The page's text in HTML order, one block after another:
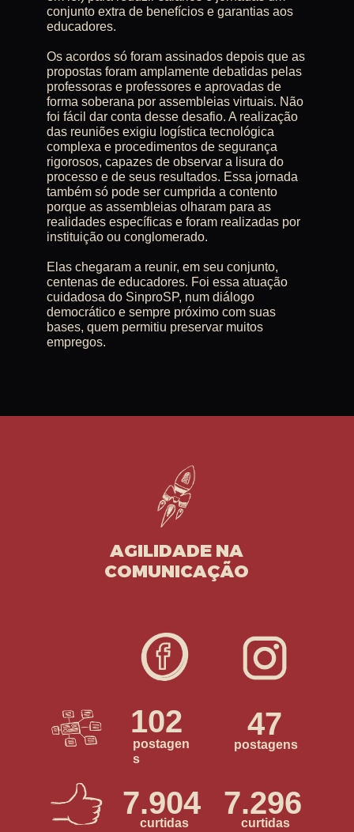
conjunto extra de benefícios e garantias aos
educadores.
Os acordos só foram assinados depois que as
propostas foram amplamente debatidas pelas
professoras e professores e aprovadas de
forma soberana por assembleias virtuais. Não
foi fácil dar conta desse desafio. A realização
das reuniões exigiu logística tecnológica
complexa e procedimentos de segurança
rigorosos, capazes de observar a lisura do
processo e de seus resultados. Essa jornada
também só pode ser cumprida a contento
porque as assembleias olharam para as
realidades específicas e foram realizadas por
instituição ou conglomerado.
Elas chegaram a reunir, em seu conjunto,
centenas de educadores. Foi essa atuação
cuidadosa do SinproSP, num diálogo
democrático e sempre próximo com suas
bases, quem permitiu preservar muitos
empregos.
AGILIDADE NA
COMUNICAÇÃO
47
postagens
102
postagen
s
7.296
curtidas
7.904
curtidas